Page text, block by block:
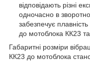
відповідають різні
одночасно в
забезпечує
до мотоблока КК23 та
Габаритні розміри
КК23 до мотоблока